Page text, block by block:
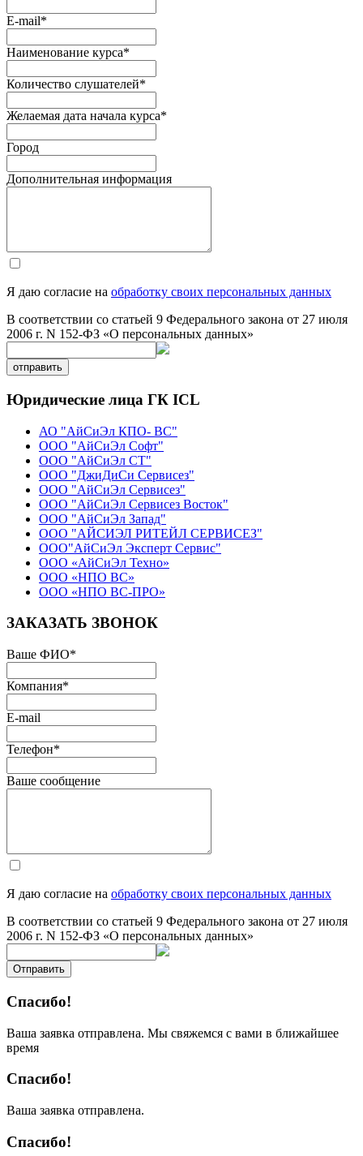
E-mail*
Наименование курса*
Количество слушателей*
Желаемая дата начала курса*
Город
Дополнительная информация
Я даю согласие на обработку своих персональных данных
В соответствии со статьей 9 Федерального закона от 27 июля
2006 г. N 152-ФЗ «О персональных данных»
отправить
Юридические лица ГК ICL
АО "АйСиЭл КПО- ВС"
ООО "АйСиЭл Софт"
ООО "АйСиЭл СТ"
ООО "ДжиДиСи Сервисез"
ООО "АйСиЭл Сервисез"
ООО "АйСиЭл Сервисез Восток"
ООО "АйСиЭл Запад"
ООО "АЙСИЭЛ РИТЕЙЛ СЕРВИСЕЗ"
ООО"АйСиЭл Эксперт Сервис"
ООО «АйСиЭл Техно»
ООО «НПО ВС»
ООО «НПО ВС-ПРО»
ЗАКАЗАТЬ ЗВОНОК
Ваше ФИО*
Компания*
E-mail
Телефон*
Ваше сообщение
Я даю согласие на обработку своих персональных данных
В соответствии со статьей 9 Федерального закона от 27 июля
2006 г. N 152-ФЗ «О персональных данных»
Отправить
Спасибо!
Ваша заявка отправлена. Мы свяжемся с вами в ближайшее
время
Спасибо!
Ваша заявка отправлена.
Спасибо!